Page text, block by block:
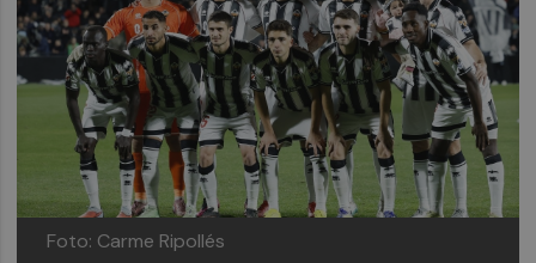
Foto: Carme Ripollés